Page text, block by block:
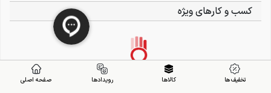
کسب و کارهای ویژه
تخفیف ها کالاها رویدادها صفحه اصلی